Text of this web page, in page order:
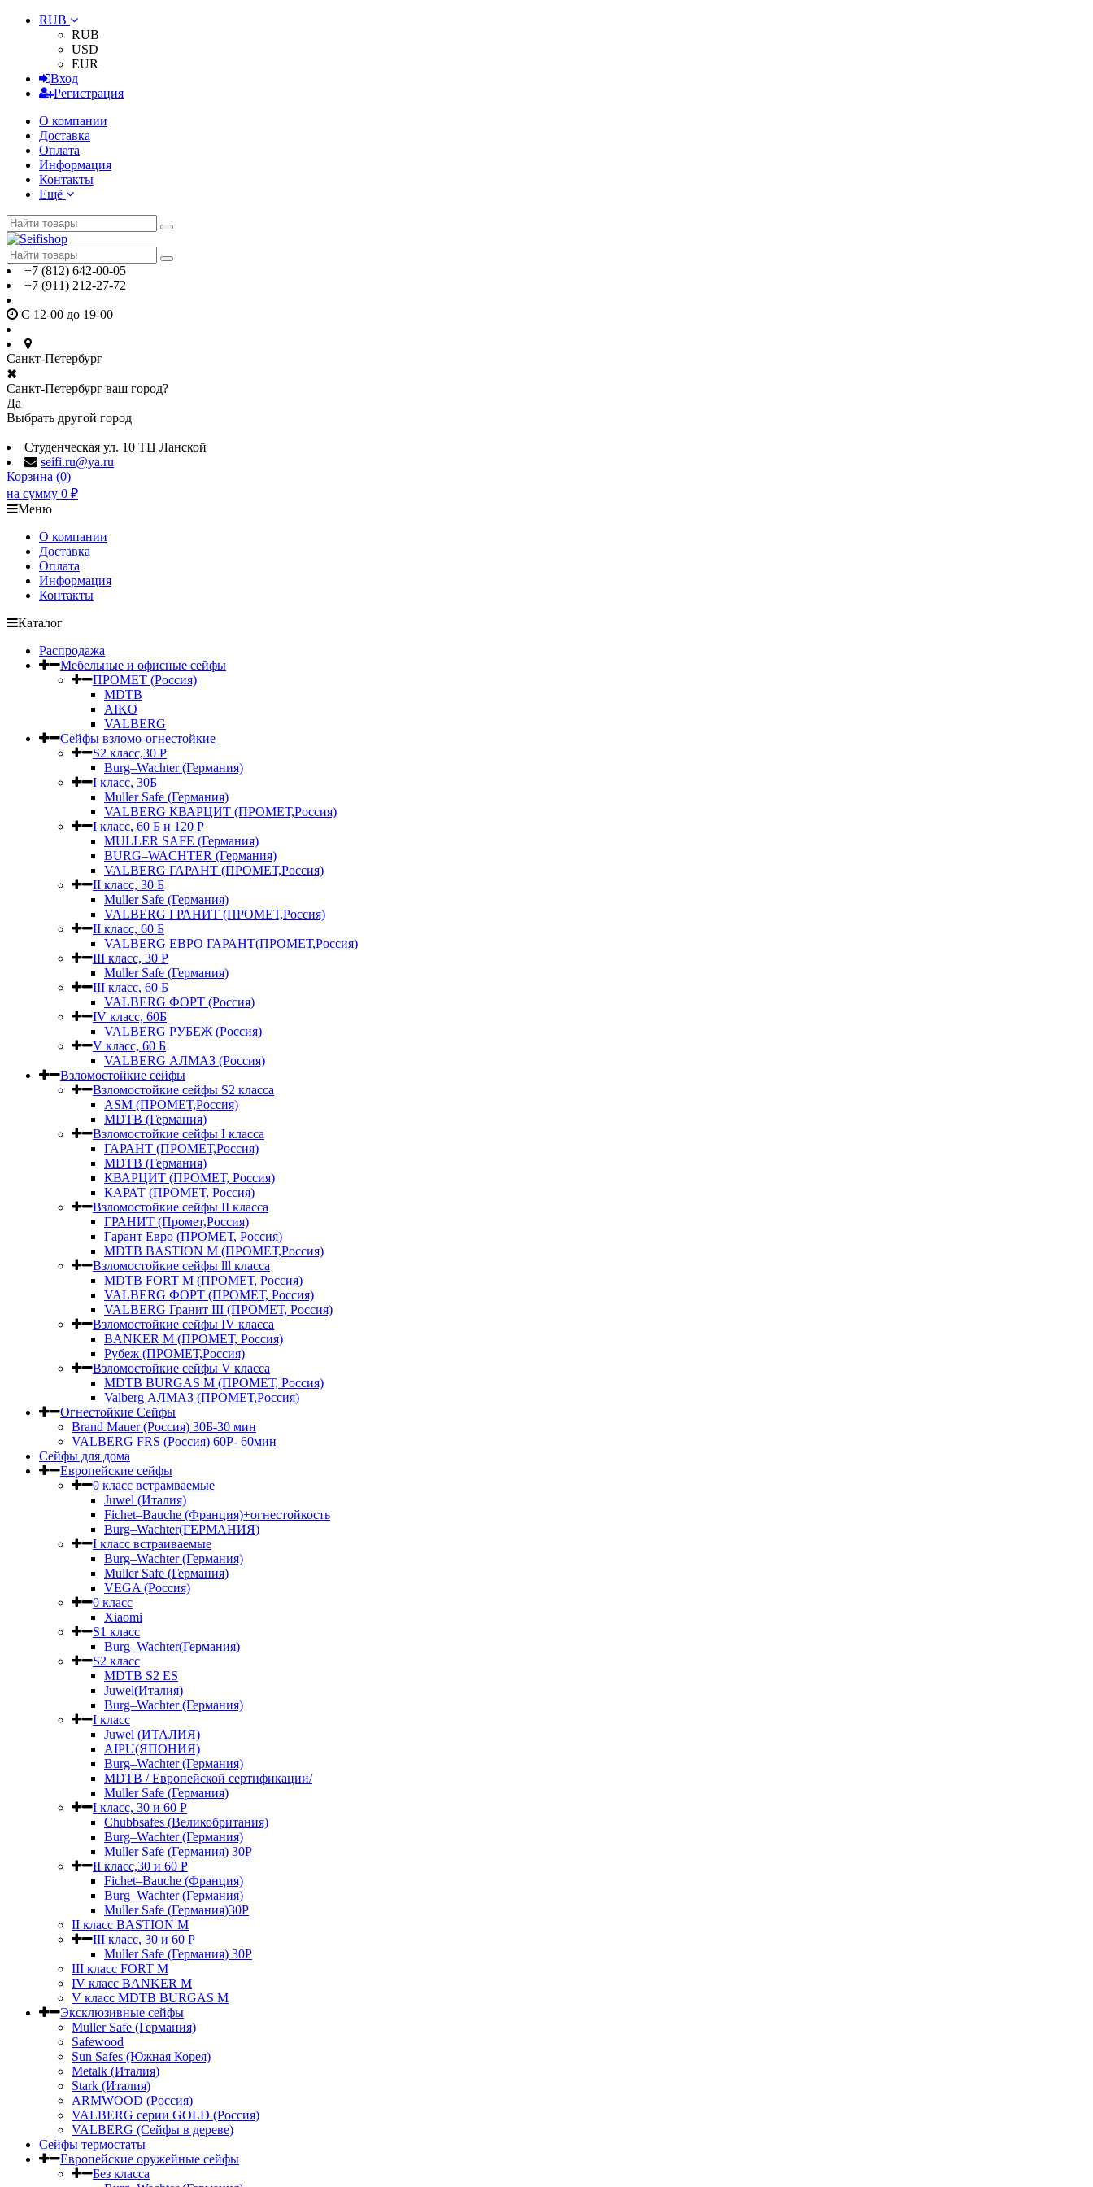
RUB
RUB
USD
EUR
Вход
Регистрация
О компании
Доставка
Оплата
Информация
Контакты
Ещё
+7 (812) 642-00-05
+7 (911) 212-27-72
С 12-00 до 19-00
Санкт-Петербург
✖
Санкт-Петербург ваш город?
Да
Выбрать другой город
Студенческая ул. 10 ТЦ Ланской
seifi.ru@ya.ru
Корзина (0)
на сумму 0 ₽
Меню
О компании
Доставка
Оплата
Информация
Контакты
Каталог
Распродажа
Мебельные и офисные сейфы
ПРОМЕТ (Россия)
MDTB
AIKO
VALBERG
Сейфы взломо-огнестойкие
S2 класс,30 Р
Burg–Wachter (Германия)
I класс, 30Б
Muller Safe (Германия)
VALBERG КВАРЦИТ (ПРОМЕТ,Россия)
I класс, 60 Б и 120 Р
MULLER SAFE (Германия)
BURG–WACHTER (Германия)
VALBERG ГАРАНТ (ПРОМЕТ,Россия)
II класс, 30 Б
Muller Safe (Германия)
VALBERG ГРАНИТ (ПРОМЕТ,Россия)
II класс, 60 Б
VALBERG ЕВРО ГАРАНТ(ПРОМЕТ,Россия)
III класс, 30 Р
Muller Safe (Германия)
III класс, 60 Б
VALBERG ФОРТ (Россия)
IV класс, 60Б
VALBERG РУБЕЖ (Россия)
V класс, 60 Б
VALBERG АЛМАЗ (Россия)
Взломостойкие сейфы
Взломостойкие сейфы S2 класса
ASM (ПРОМЕТ,Россия)
MDTB (Германия)
Взломостойкие сейфы I класса
ГАРАНТ (ПРОМЕТ,Россия)
MDTB (Германия)
КВАРЦИТ (ПРОМЕТ, Россия)
КАРАТ (ПРОМЕТ, Россия)
Взломостойкие сейфы II класса
ГРАНИТ (Промет,Россия)
Гарант Евро (ПРОМЕТ, Россия)
MDTB BASTION M (ПРОМЕТ,Россия)
Взломостойкие сейфы lll класса
MDTB FORT M (ПРОМЕТ, Россия)
VALBERG ФОРТ (ПРОМЕТ, Россия)
VALBERG Гранит III (ПРОМЕТ, Россия)
Взломостойкие сейфы IV класса
BANKER M (ПРОМЕТ, Россия)
Рубеж (ПРОМЕТ,Россия)
Взломостойкие сейфы V класса
MDTB BURGAS M (ПРОМЕТ, Россия)
Valberg АЛМАЗ (ПРОМЕТ,Россия)
Огнестойкие Сейфы
Brand Mauer (Россия) 30Б-30 мин
VALBERG FRS (Россия) 60Р- 60мин
Сейфы для дома
Европейские сейфы
0 класс встрамваемые
Juwel (Италия)
Fichet–Bauche (Франция)+огнестойкость
Burg–Wachter(ГЕРМАНИЯ)
I класс встраиваемые
Burg–Wachter (Германия)
Muller Safe (Германия)
VEGA (Россия)
0 класс
Xiaomi
S1 класс
Burg–Wachter(Германия)
S2 класс
MDTB S2 ES
Juwel(Италия)
Burg–Wachter (Германия)
I класс
Juwel (ИТАЛИЯ)
AIPU(ЯПОНИЯ)
Burg–Wachter (Германия)
MDTB / Европейской сертификации/
Muller Safe (Германия)
I класс, 30 и 60 P
Chubbsafes (Великобритания)
Burg–Wachter (Германия)
Muller Safe (Германия) 30Р
II класс,30 и 60 P
Fichet–Bauche (Франция)
Burg–Wachter (Германия)
Muller Safe (Германия)30P
II класс BASTION M
III класс, 30 и 60 P
Muller Safe (Германия) 30Р
III класс FORT M
IV класс BANKER M
V класс МDTB BURGAS M
Эксклюзивные сейфы
Muller Safe (Германия)
Safewood
Sun Safes (Южная Корея)
Metalk (Италия)
Stark (Италия)
ARMWOOD (Россия)
VALBERG серии GOLD (Россия)
VALBERG (Сейфы в дереве)
Сейфы термостаты
Европейские оружейные сейфы
Без класса